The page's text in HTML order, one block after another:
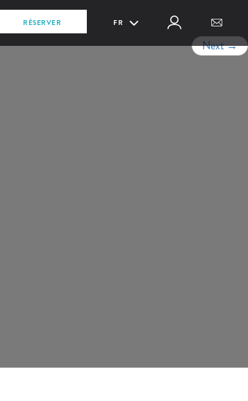
RÉSERVER FR
Next→